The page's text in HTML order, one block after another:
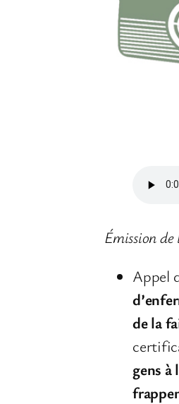
Émission
Appel
de la
gens